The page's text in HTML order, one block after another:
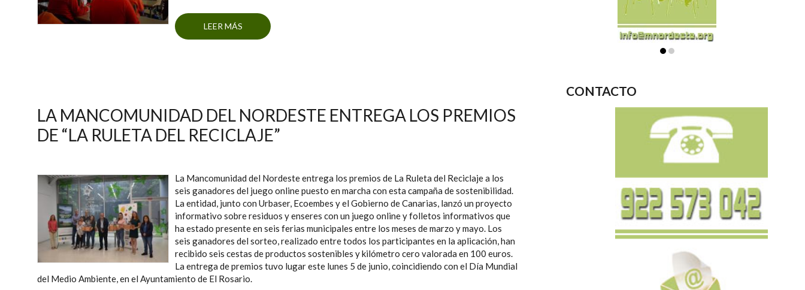
LEER MÁS
SOBRE LA MANCOMUNIDAD DEL NORDESTE CONCIENCIA A MÁS DE
700 ALUMNOS SOBRE LA PROBLEMÁTICA DEL ABANDONO DE
LA MANCOMUNIDAD DEL NORDESTE ENTREGA LOS PREMIOS
DE “LA RULETA DEL RECICLAJE”
La Mancomunidad del Nordeste entrega los premios de La Ruleta del Reciclaje a los
seis ganadores del juego online puesto en marcha con esta campaña de sostenibilidad.
La entidad, junto con Urbaser, Ecoembes y el Gobierno de Canarias, lanzó un proyecto
informativo sobre residuos y enseres con un juego online y folletos informativos que
ha estado presente en seis ferias municipales entre los meses de marzo y mayo. Los
seis ganadores del sorteo, realizado entre todos los participantes en la aplicación, han
recibido seis cestas de productos sostenibles y kilómetro cero valorada en 100 euros.
La entrega de premios tuvo lugar este lunes 5 de junio, coincidiendo con el Día Mundial
del Medio Ambiente, en el Ayuntamiento de El Rosario.
CONTACTO